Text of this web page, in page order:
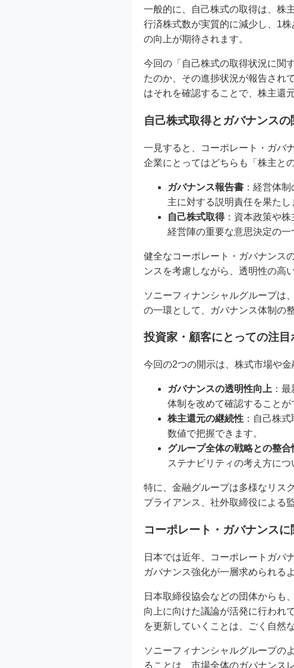
一般的に、自己株式の取得は、株
行済株式数が実質的に減少し、1
の向上が期待されます。
今回の「自己株式の取得状況に関
たのか、その進捗状況が報告され
はそれを確認することで、株主還
自己株式取得とガバナンスの
一見すると、コーポレート・ガバ
企業にとってはどちらも「株主と
ガバナンス報告書 ：経営体
主に対する説明責任を果たし
自己株式取得：資本政策や株
経営陣の重要な意思決定の一
健全なコーポレート・ガバナンス
ンスを考慮しながら、透明性の高
ソニーフィナンシャルグループは
の一環として、ガバナンス体制の
投資家・顧客にとっての注目
今回の2つの開示は、株式市場や
ガバナンスの透明性向上 ：
体制を改めて確認することが
株主還元の継続性 ：自己株
数値で把握できます。
グループ全体の戦略との整合
ステナビリティの考え方に
特に、金融グループは多様なリス
プライアンス、社外取締役による
コーポレート・ガバナンス
日本では近年、コーポレートガバ
ガバナンス強化が一層求められる
日本取締役協会などの団体からも
向上に向けた議論が活発に行われ
を更新していくことは、ごく自然
ソニーフィナンシャルグループの
ることは、市場全体のガバナンス